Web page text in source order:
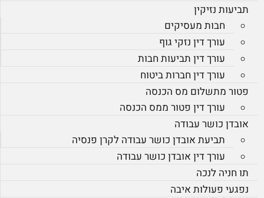
תביעות נזיקין
חבות מעסיקים
עורך דין נזקי גוף
עורך דין תביעות חבות
עורך דין חברות ביטוח
פטור מתשלום מס הכנסה
עורך דין פטור ממס הכנסה
אובדן כושר עבודה
תביעת אובדן כושר עבודה לקרן פנסיה
עורך דין אובדן כושר עבודה
תו חניה לנכה
נפגעי פעולות איבה